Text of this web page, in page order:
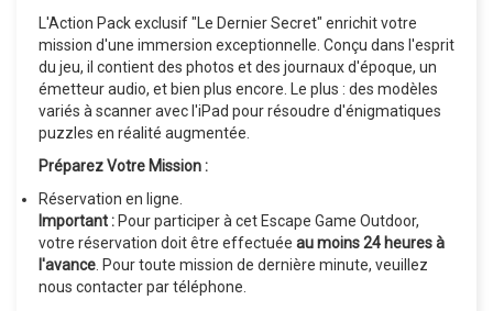
L'Action Pack exclusif "Le Dernier Secret" enrichit votre
mission d'une immersion exceptionnelle. Conçu dans l'esprit
du jeu, il contient des photos et des journaux d'époque, un
émetteur audio, et bien plus encore. Le plus : des modèles
variés à scanner avec l'iPad pour résoudre d'énigmatiques
puzzles en réalité augmentée.
Préparez Votre Mission :
Réservation en ligne.
Important : Pour participer à cet Escape Game Outdoor,
votre réservation doit être effectuée au moins 24 heures à
l'avance . Pour toute mission de dernière minute, veuillez
nous contacter par téléphone.